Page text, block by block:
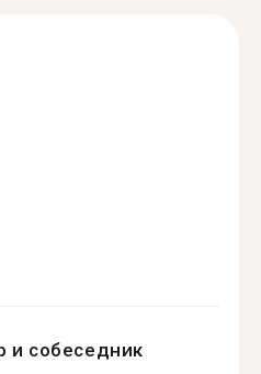
и собеседник